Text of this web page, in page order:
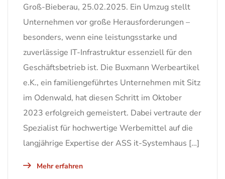
Groß-Bieberau, 25.02.2025. Ein Umzug stellt
Unternehmen vor große Herausforderungen –
besonders, wenn eine leistungsstarke und
zuverlässige IT-Infrastruktur essenziell für den
Geschäftsbetrieb ist. Die Buxmann Werbeartikel
e.K., ein familiengeführtes Unternehmen mit Sitz
im Odenwald, hat diesen Schritt im Oktober
2023 erfolgreich gemeistert. Dabei vertraute der
Spezialist für hochwertige Werbemittel auf die
langjährige Expertise der ASS it-Systemhaus […]
Mehr erfahren